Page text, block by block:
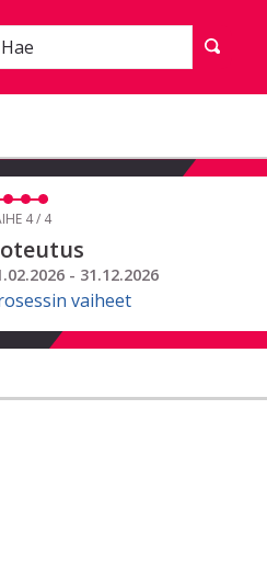
Hae
4 / 4
- 31.12.2026
vaiheet